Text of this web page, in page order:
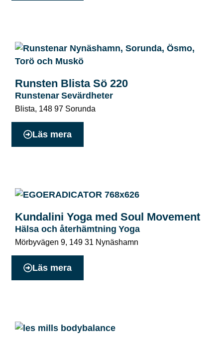
Runsten Blista Sö 220
Runstenar Sevärdheter
Blista, 148 97 Sorunda
Läs mera
Kundalini Yoga med Soul Movement
Hälsa och återhämtning Yoga
Mörbyvägen 9, 149 31 Nynäshamn
Läs mera